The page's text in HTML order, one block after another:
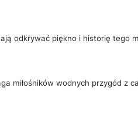
odkrywać piękno i historię tego
miłośników wodnych przygód z